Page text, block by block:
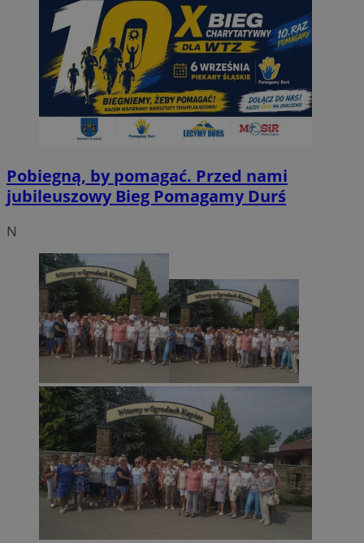
Pobiegną, by pomagać. Przed nami
jubileuszowy Bieg Pomagamy Durś
N